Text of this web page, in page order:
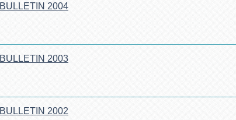
BULLETIN 2004
BULLETIN 2003
BULLETIN 2002